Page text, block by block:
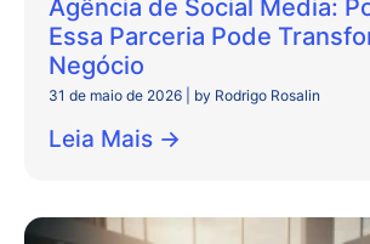
Agência de Social Media:
Essa Parceria Pode
Negócio
31 de maio de 2026 by Rodrigo Rosalin
Leia Mais →